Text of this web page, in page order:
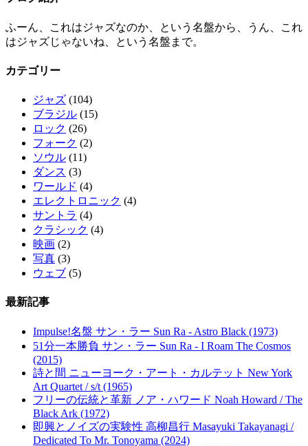
ふーん、これはジャズなのか、という名盤から、うん、これ
はジャズじゃないね、という名盤まで。
カテゴリー
ジャズ (104)
ブラジル (15)
ロック (26)
フォーク (2)
ソウル (11)
ダンス (3)
ワールド (4)
エレクトロニック (4)
サントラ (4)
クラシック (4)
映画 (2)
写真 (3)
ウェブ (5)
最新記事
Impulse!名盤 サン・ラー Sun Ra - Astro Black (1973)
51分一本勝負 サン・ラー Sun Ra - I Roam The Cosmos
(2015)
詩と間 ニューヨーク・アート・カルテット New York
Art Quartet / s/t (1965)
フリーの伝統と革新 ノア・ハワード Noah Howard / The
Black Ark (1972)
即興とノイズの実験性 高柳昌行 Masayuki Takayanagi /
Dedicated To Mr. Tonoyama (2024)